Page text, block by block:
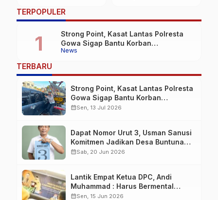
dipertanggung
jawabkan!
TERPOPULER
News
Strong Point, Kasat Lantas Polresta
Gowa Sigap Bantu Korban
Kecelakaan
TERBARU
Strong Point, Kasat Lantas Polresta
Gowa Sigap Bantu Korban
Kecelakaan
calendar_monthSen, 13 Jul 2026
Dapat Nomor Urut 3, Usman Sanusi
Komitmen Jadikan Desa Buntuna
Jauh lebih Baik
calendar_monthSab, 20 Jun 2026
Lantik Empat Ketua DPC, Andi
Muhammad : Harus Bermental
Pejuang
calendar_monthSen, 15 Jun 2026